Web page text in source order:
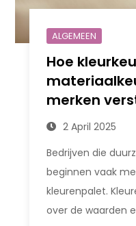
ALGEMEEN
Hoe
merken
2 April 2025
Bedrijven die
beginnen vaak
kleurenpalet.
over de waarden